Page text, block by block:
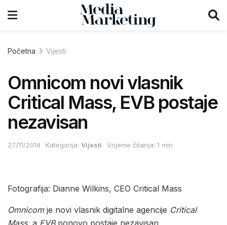
Početna Vijesti
Omnicom novi vlasnik
Critical Mass, EVB postaje
nezavisan
27/11/2014 Kategorija: Vijesti Vrijeme čitanja: 1 min
Fotografija: Dianne Wilkins, CEO Critical Mass
Omnicomje novi vlasnik digitalne agencije Critical